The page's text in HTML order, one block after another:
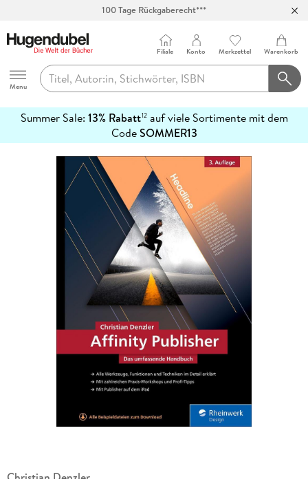
100 Tage Rückgaberecht***
Hugendubel
Menu
Filiale Konto Merkzettel Warenkorb
Summer Sale: 13% Rabatt12auf viele Sortimente mit dem
CodeSOMMER13
erfahren